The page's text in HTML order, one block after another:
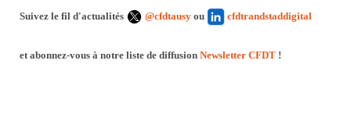
Suivez le fil d'actualités @cfdtausy ou cfdtrandstaddigital
et abonnez-vous à notre liste de diffusion Newsletter CFDT !